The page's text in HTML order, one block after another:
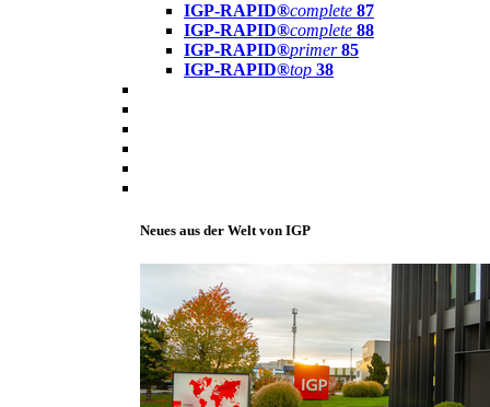
IGP-RAPID®complete 87
IGP-RAPID®complete 88
IGP-RAPID®primer 85
IGP-RAPID®top 38
Neues aus der Welt von IGP